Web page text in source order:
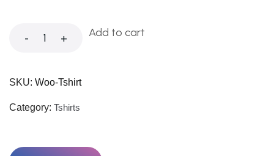
- + Add to cart
SKU: Woo-Tshirt
Category: Tshirts